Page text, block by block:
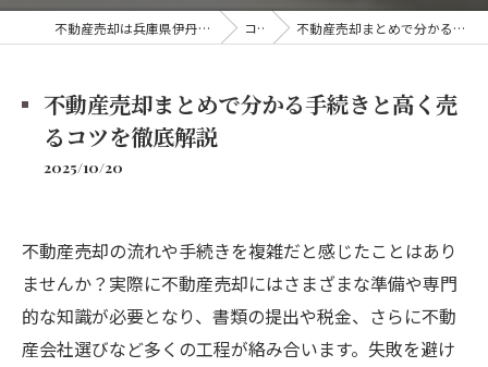
不動産売却は兵庫県伊丹市の株式会社アークエステート コラム 不動産売却まとめで分かる手続きと高く売るコツを徹底解説
不動産売却まとめで分かる手続きと高く売
るコツを徹底解説
2025/10/20
不動産売却の流れや手続きを複雑だと感じたことはあり
ませんか？実際に不動産売却にはさまざまな準備や専門
的な知識が必要となり、書類の提出や税金、さらに不動
産会社選びなど多くの工程が絡み合います。失敗を避け